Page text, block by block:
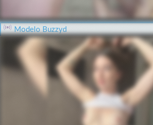
Modelo Buzzyd